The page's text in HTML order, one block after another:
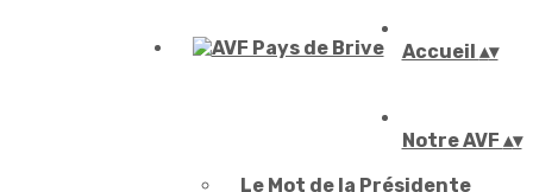
Accueil ▴▾
Notre AVF ▴▾
Le Mot de la Présidente